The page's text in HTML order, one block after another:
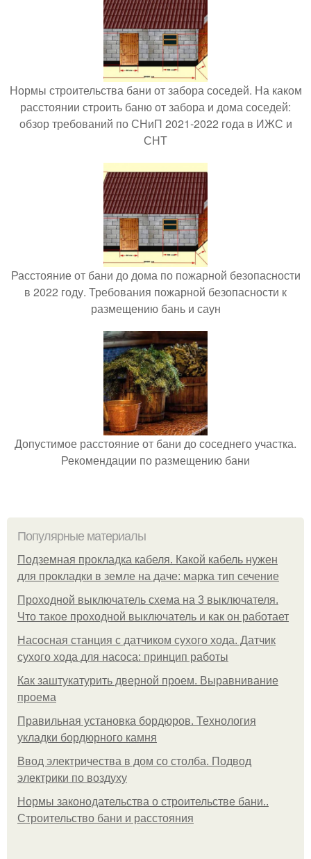
Нормы строительства бани от забора соседей. На каком
расстоянии строить баню от забора и дома соседей:
обзор требований по СНиП 2021-2022 года в ИЖС и
СНТ
Расстояние от бани до дома по пожарной безопасности
в 2022 году. Требования пожарной безопасности к
размещению бань и саун
Допустимое расстояние от бани до соседнего участка.
Рекомендации по размещению бани
Популярные материалы
Подземная прокладка кабеля. Какой кабель нужен
для прокладки в земле на даче: марка тип сечение
Проходной выключатель схема на 3 выключателя.
Что такое проходной выключатель и как он работает
Насосная станция с датчиком сухого хода. Датчик
сухого хода для насоса: принцип работы
Как заштукатурить дверной проем. Выравнивание
проема
Правильная установка бордюров. Технология
укладки бордюрного камня
Ввод электричества в дом со столба. Подвод
электрики по воздуху
Нормы законодательства о строительстве бани..
Строительство бани и расстояния